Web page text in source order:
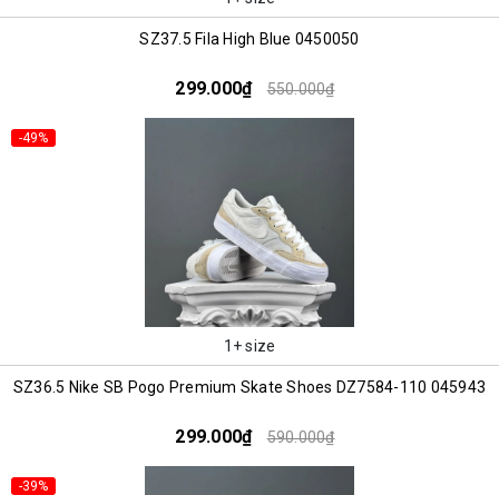
SZ37.5 Fila High Blue 0450050
299.000₫ 550.000₫
-49%
1+ size
SZ36.5 Nike SB Pogo Premium Skate Shoes DZ7584-110 045943
299.000₫ 590.000₫
-39%